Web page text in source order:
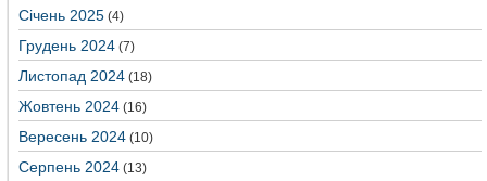
Січень 2025 (4)
Грудень 2024 (7)
Листопад 2024 (18)
Жовтень 2024 (16)
Вересень 2024 (10)
Серпень 2024 (13)